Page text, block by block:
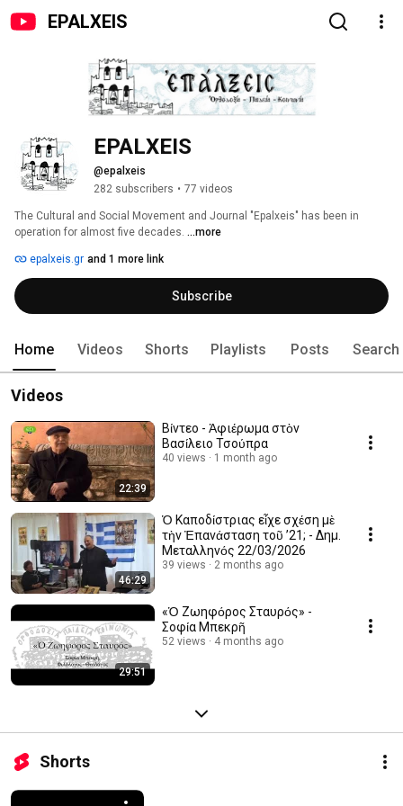
EPALXEIS
EPALXEIS
@epalxeis
282 subscribers • 77 videos
The Cultural and Social Movement and Journal "Epalxeis" has been in
operation for almost five decades. ...more
epalxeis.gr and 1 more link
Subscribe
Home Videos Shorts Playlists Posts Search
Videos
22:39
Βίντεο - Ἀφιέρωμα στὸν
Βασίλειο Τσούπρα
40 views 1 month ago
46:29
Ὁ Καποδίστριας εἶχε σχέση μὲ
τὴν Ἐπανάσταση τοῦ ’21; - Δημ.
Μεταλληνός 22/03/2026
39 views 2 months ago
29:51
«Ὁ Ζωηφόρος Σταυρός» -
Σοφία Μπεκρῆ
52 views 4 months ago
Shorts